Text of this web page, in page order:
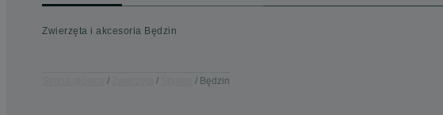
Zwierzęta i akcesoria Będzin
Będzin